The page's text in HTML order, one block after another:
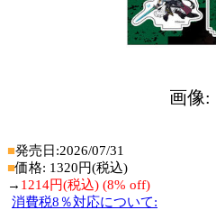
画像:
■発売日:2026/07/31
■価格: 1320円(税込)
→ 1214円(税込) (8% off)
消費税8％対応について: